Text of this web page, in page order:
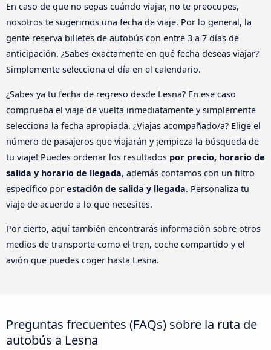
En caso de que no sepas cuándo viajar, no te preocupes,
nosotros te sugerimos una fecha de viaje. Por lo general, la
gente reserva billetes de autobús con entre 3 a 7 días de
anticipación. ¿Sabes exactamente en qué fecha deseas viajar?
Simplemente selecciona el día en el calendario.
¿Sabes ya tu fecha de regreso desde Lesna? En ese caso
comprueba el viaje de vuelta inmediatamente y simplemente
selecciona la fecha apropiada. ¿Viajas acompañado/a? Elige el
número de pasajeros que viajarán y ¡empieza la búsqueda de
tu viaje! Puedes ordenar los resultados por precio, horario de
salida y horario de llegada, además contamos con un filtro
específico por estación de salida y llegada. Personaliza tu
viaje de acuerdo a lo que necesites.
Por cierto, aquí también encontrarás información sobre otros
medios de transporte como el tren, coche compartido y el
avión que puedes coger hasta Lesna.
Preguntas frecuentes (FAQs) sobre la ruta de
autobús a Lesna